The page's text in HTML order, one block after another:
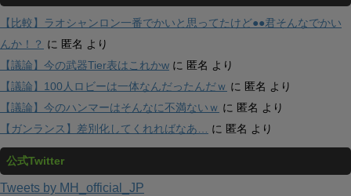
【比較】ラオシャンロン一番でかいと思ってたけど●●君そんなでかい
んか！？ に 匿名 より
【議論】今の武器Tier表はこれかw に 匿名 より
【議論】100人ロビーは一体なんだったんだｗ に 匿名 より
【議論】今のハンマーはそんなに不満ないｗ に 匿名 より
【ガンランス】差別化してくれればなあ…
に 匿名 より
公式Twitter
Tweets by MH_official_JP